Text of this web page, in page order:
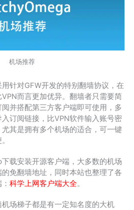
机场推荐
针对GFW开发的特别翻墙协议，在
而言更加优异。翻墙者只需要简
并搭配第三方客户端即可使用，多
订阅链接，比VPN软件输入账号密
其是拥有多个机场的适合，可一键
载安装开源客户端，大多数的机场
免翻墙地址，同时本站也整理了各
：科学上网客户端大全。
场梯子都是有一定知名度的大机